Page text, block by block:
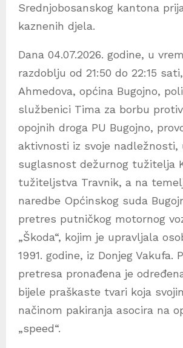
Srednjobosanskog kantona
kaznenih djela.
Dana 04.07.2026. godine, u
razdoblju od 21:50 do 22:15
Ahmedova, općina Bugojno,
službenici Tima za borbu
opojnih droga PU Bugojno,
aktivnosti iz svoje nadležnosti,
suglasnost dežurnog tužitelja
tužiteljstva Travnik, a na
naredbe Općinskog suda
pretres putničkog motornog
„Škoda“, kojim je upravljala
1991. godine, iz Donjeg Vakufa.
pretresa pronađena je
bijele praškaste tvari koja
načinom pakiranja asocira na
„speed“.